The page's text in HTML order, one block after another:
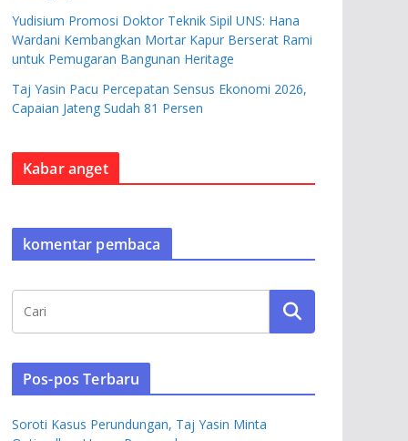
Yudisium Promosi Doktor Teknik Sipil UNS: Hana
Wardani Kembangkan Mortar Kapur Berserat Rami
untuk Pemugaran Bangunan Heritage
Taj Yasin Pacu Percepatan Sensus Ekonomi 2026,
Capaian Jateng Sudah 81 Persen
Kabar anget
komentar pembaca
Pos-pos Terbaru
Soroti Kasus Perundungan, Taj Yasin Minta